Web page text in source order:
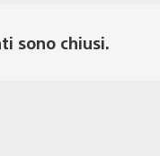
sono chiusi.